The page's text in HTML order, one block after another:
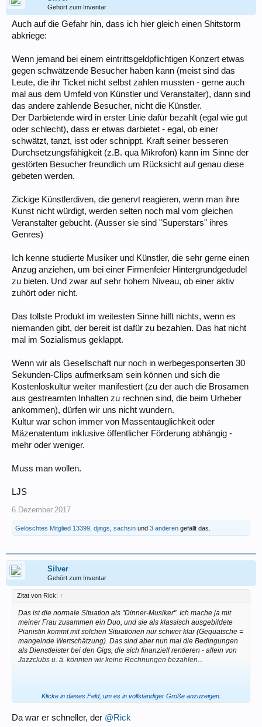
Gehört zum Inventar
Auch auf die Gefahr hin, dass ich hier gleich einen Shitstorm
abkriege:
Wenn jemand bei einem eintrittsgeldpflichtigen Konzert etwas
gegen schwätzende Besucher haben kann (meist sind das
Leute, die ihr Ticket nicht selbst zahlen mussten - gerne auch
mal aus dem Umfeld von Künstler und Veranstalter), dann sind
das andere zahlende Besucher, nicht die Künstler.
Der Darbietende wird in erster Linie dafür bezahlt (egal wie gut
oder schlecht), dass er etwas darbietet - egal, ob einer
schwätzt, tanzt, isst oder schnippt. Kraft seiner besseren
Durchsetzungsfähigkeit (z.B. qua Mikrofon) kann im Sinne der
gestörten Besucher freundlich um Rücksicht auf genau diese
gebeten werden.
Zickige Künstlerdiven, die genervt reagieren, wenn man ihre
Kunst nicht würdigt, werden selten noch mal vom gleichen
Veranstalter gebucht. (Ausser sie sind "Superstars" ihres
Genres)
Ich kenne studierte Musiker und Künstler, die sehr gerne einen
Anzug anziehen, um bei einer Firmenfeier Hintergrundgedudel
zu bieten. Und zwar auf sehr hohem Niveau, ob einer aktiv
zuhört oder nicht.
Das tollste Produkt im weitesten Sinne hilft nichts, wenn es
niemanden gibt, der bereit ist dafür zu bezahlen. Das hat nicht
mal im Sozialismus geklappt.
Wenn wir als Gesellschaft nur noch in werbegesponserten 30
Sekunden-Clips aufmerksam sein können und sich die
Kostenloskultur weiter manifestiert (zu der auch die Brosamen
aus gestreamten Inhalten zu rechnen sind, die beim Urheber
ankommen), dürfen wir uns nicht wundern.
Kultur war schon immer von Massentauglichkeit oder
Mäzenatentum inklusive öffentlicher Förderung abhängig -
mehr oder weniger.
Muss man wollen.
LJS
6.Dezember.2017
Gelöschtes Mitglied 13399 djings sachsin und 3 anderen gefällt das.
Silver
Gehört zum Inventar
Zitat von Rick: ↑
Das ist die normale Situation als "Dinner-Musiker". Ich mache ja mit
meiner Frau zusammen ein Duo, und sie als klassisch ausgebildete
Pianistin kommt mit solchen Situationen nur schwer klar (Gequatsche =
mangelnde Wertschätzung). Das sind aber nun mal die Bedingungen
als Dienstleister bei den Gigs, die sich finanziell rentieren - allein von
Jazzclubs u. ä. könnten wir keine Rechnungen bezahlen...
Das muss man sich allerdings leisten können. Normalsterbliche
nicht mehr dort engagiert, ganz einfach.
Klicke in dieses Feld, um es in vollständiger Größe anzuzeigen.
Da war er schneller, der @Rick